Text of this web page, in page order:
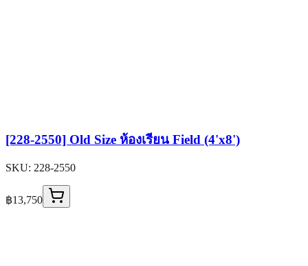
[228-2550] Old Size ห้องเรียน Field (4'x8')
SKU: 228-2550
฿13,750